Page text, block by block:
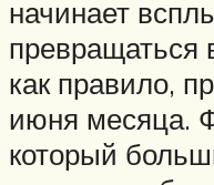
начинает
превращаться
как правило,
июня месяца.
который